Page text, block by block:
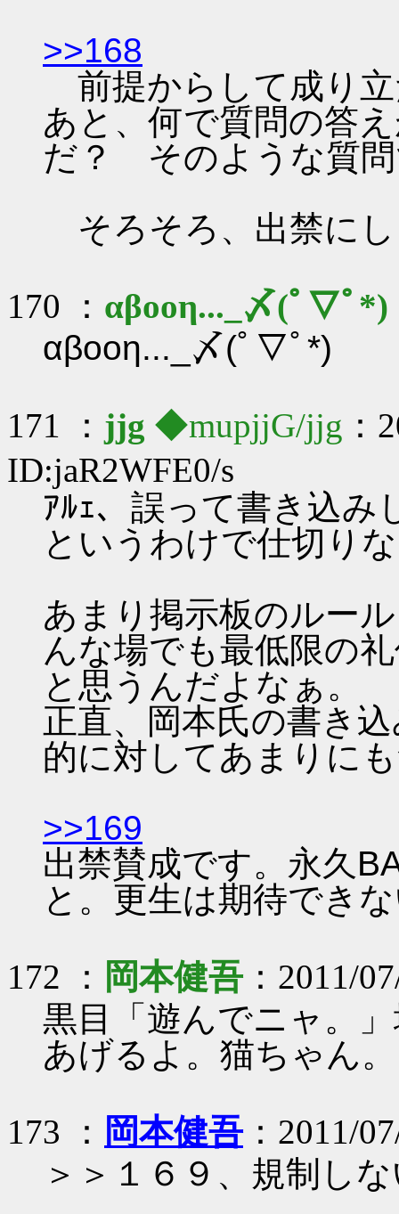
>>168
前提からして成り
あと、何で質問の答
だ？ そのような質
そろそろ、出禁に
170 ： αβοοη..._〆(ﾟ▽ﾟ*)
αβοοη..._〆(ﾟ▽ﾟ*)
171 ： jjg ◆mupjjG/jjg ：
ID:jaR2WFE0/s
ｱﾙｪ、誤って書き込み
というわけで仕切り
あまり掲示板のルー
んな場でも最低限の
と思うんだよなぁ。
正直、岡本氏の書き
的に対してあまりに
>>169
出禁賛成です。永久
と。更生は期待でき
172 ： 岡本健吾：2011/
黒目「遊んでニャ。
あげるよ。猫ちゃん
173 ： 岡本健吾：2011/
＞＞１６９、規制し